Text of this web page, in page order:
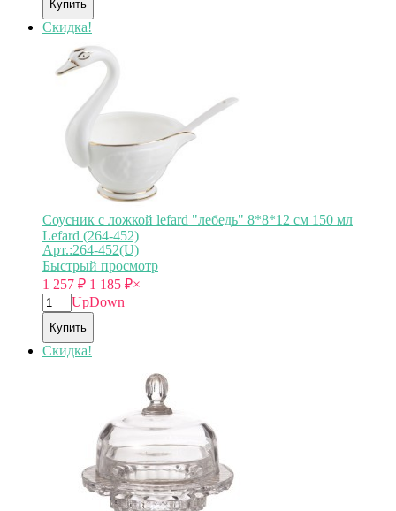
Купить
Скидка!
Соусник с ложкой lefard "лебедь" 8*8*12 см 150 мл
Lefard (264-452)
Арт.:264-452(U)
Быстрый просмотр
1 257 ₽ 1 185 ₽×
UpDown
Купить
Скидка!